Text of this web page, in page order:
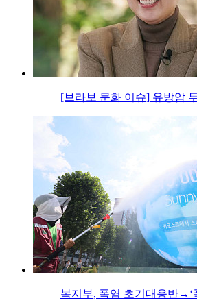
[브라보 문화 이슈] 유방암
복지부, 폭염 초기대응반→‘